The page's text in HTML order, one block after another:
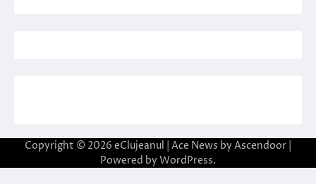
Copyright © 2026 eClujeanul | Ace News by Ascendoor
Powered by WordPress.